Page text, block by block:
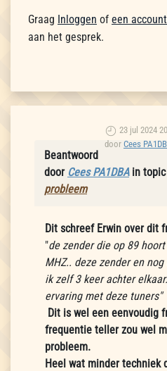
Graag Inloggen of een
aan het gesprek.
23 jul 2024
door Cees
Beantwoord
door Cees PA1DBAin topic
probleem
Dit schreef Erwin over dit
"de zender die op 89
MHZ.. deze zender en
ik zelf 3 keer achter
ervaring met deze tuners"
Dit is wel een eenvoudig
frequentie teller zou wel
probleem.
Heel wat minder techniek